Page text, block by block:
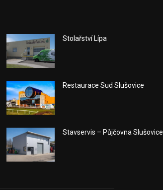
Stolařství Lípa
Restaurace Sud Slušovice
Stavservis – Půjčovna Slušovice